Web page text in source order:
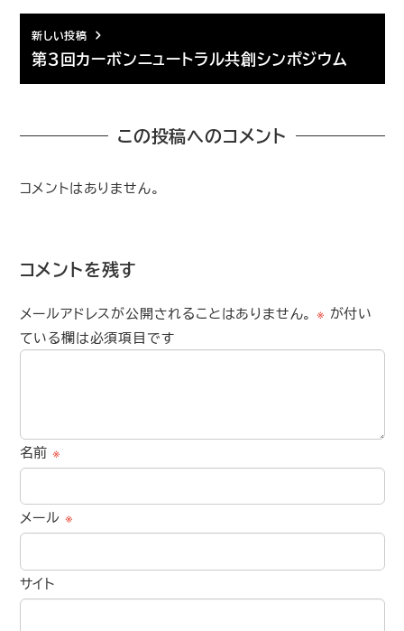
新しい投稿
第３回カーボンニュートラル共創シンポジウム
この投稿へのコメント
コメントはありません。
コメントを残す
メールアドレスが公開されることはありません。 ※ が付い
ている欄は必須項目です
名前 ※
メール ※
サイト